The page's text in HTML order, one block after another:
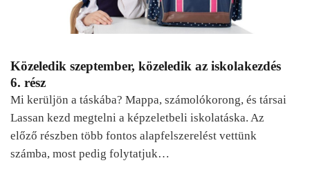
Közeledik szeptember, közeledik az iskolakezdés
6. rész
Mi kerüljön a táskába? Mappa, számolókorong, és társai
Lassan kezd megtelni a képzeletbeli iskolatáska. Az
előző részben több fontos alapfelszerelést vettünk
számba, most pedig folytatjuk…